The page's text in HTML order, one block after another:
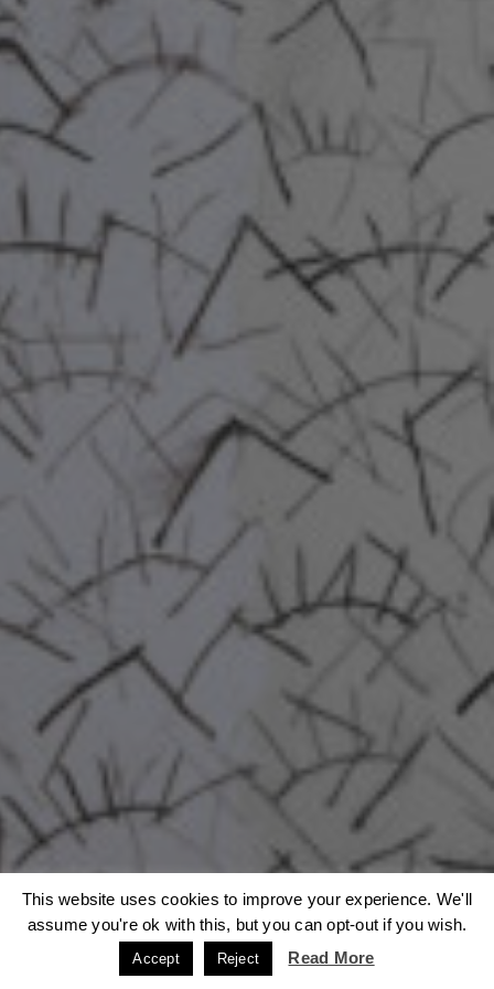
This website uses cookies to improve your experience. We'll
assume you're ok with this, but you can opt-out if you wish.
Accept Reject Read More
Η ιστοσελίδα μας χρησιμοποιεί cookies. Μάθετε περισσότερα
σχετικά με τη χρήση τους:
Πολιτική Απορρήτου
ACCEPT